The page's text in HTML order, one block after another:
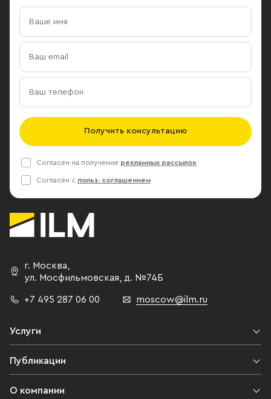
косметического ретейла, поскольку
косметика даже высокого ценового
сегмента сейчас в России может
быть более востребована, чем
люксовая одежда», — поясняет он.
Подробнее на РБК:
https://www.rbc.ru/business/24/12/2018/
"Первый"
момент
дефицит
здания под
учитывая
Подробнее:
Получить консультацию
Согласен на получение рекламных рассылок
Согласен с польз. соглашением
г. Москва
ул. Мосфильмовская,
д. №74Б
+7 495 287 06 00 moscow@ilm.ru
Услуги
Публикации
О компании